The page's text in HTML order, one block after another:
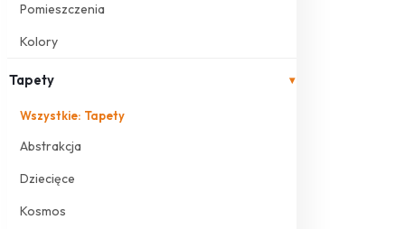
Pomieszczenia
Kolory
Tapety ▾
Wszystkie: Tapety
Abstrakcja
Dziecięce
Kosmos